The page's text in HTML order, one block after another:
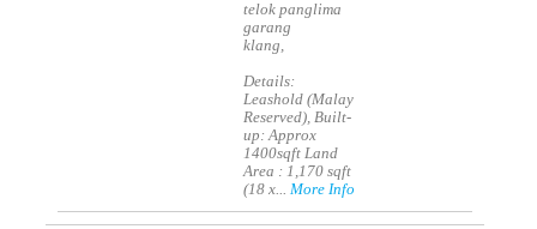
telok panglima
garang
klang,
Details:
Leashold (Malay
Reserved), Built-
up: Approx
1400sqft Land
Area : 1,170 sqft
(18 x...More Info